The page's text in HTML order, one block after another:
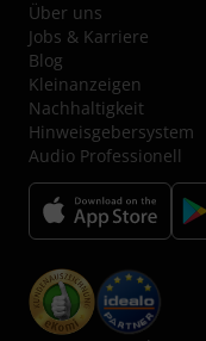
Über uns
Jobs & Karriere
Blog
Kleinanzeigen
Nachhaltigkeit
Hinweisgebersystem
Audio Professionell